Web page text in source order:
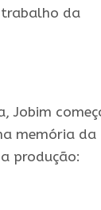
da
Jobim
memória da
produção: